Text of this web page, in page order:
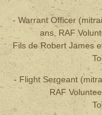
- Warrant Officer
ans, RAF
Fils de Robert James
- Flight Sergeant
RAF